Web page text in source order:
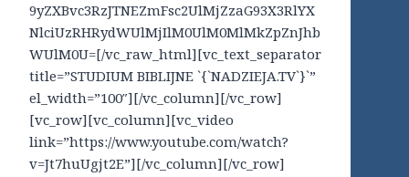
9yZXBvc3RzJTNEZmFsc2UlMjZzaG93X3RlYX
NlciUzRHRydWUlMjIlM0UlM0MlMkZpZnJhb
WUlM0U=[/vc_raw_html][vc_text_separator
title=”STUDIUM BIBLIJNE `{`NADZIEJA.TV`}`”
el_width=”100″][/vc_column][/vc_row]
[vc_row][vc_column][vc_video
link=”https://www.youtube.com/watch?
v=Jt7huUgjt2E”][/vc_column][/vc_row]